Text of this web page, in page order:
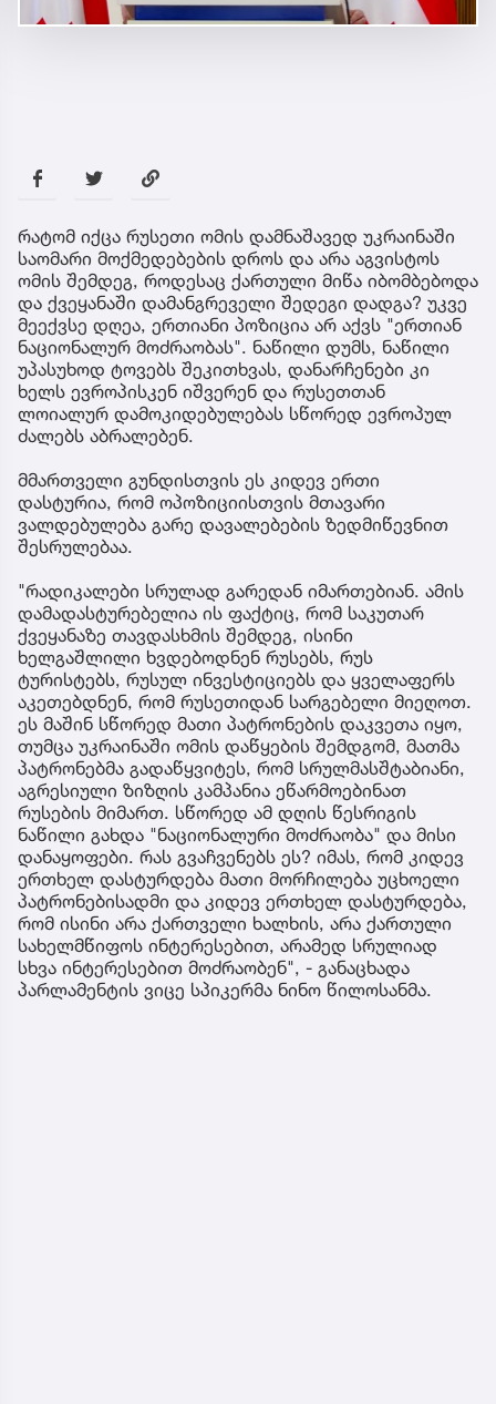
რატომ იქცა რუსეთი ომის დამნაშავედ უკრაინაში
საომარი მოქმედებების დროს და არა აგვისტოს
ომის შემდეგ, როდესაც ქართული მიწა იბომბებოდა
და ქვეყანაში დამანგრეველი შედეგი დადგა? უკვე
მეექვსე დღეა, ერთიანი პოზიცია არ აქვს "ერთიან
ნაციონალურ მოძრაობას". ნაწილი დუმს, ნაწილი
უპასუხოდ ტოვებს შეკითხვას, დანარჩენები კი
ხელს ევროპისკენ იშვერენ და რუსეთთან
ლოიალურ დამოკიდებულებას სწორედ ევროპულ
ძალებს აბრალებენ.
მმართველი გუნდისთვის ეს კიდევ ერთი
დასტურია, რომ ოპოზიციისთვის მთავარი
ვალდებულება გარე დავალებების ზედმიწევნით
შესრულებაა.
"რადიკალები სრულად გარედან იმართებიან. ამის
დამადასტურებელია ის ფაქტიც, რომ საკუთარ
ქვეყანაზე თავდასხმის შემდეგ, ისინი
ხელგაშლილი ხვდებოდნენ რუსებს, რუს
ტურისტებს, რუსულ ინვესტიციებს და ყველაფერს
აკეთებდნენ, რომ რუსეთიდან სარგებელი მიეღოთ.
ეს მაშინ სწორედ მათი პატრონების დაკვეთა იყო,
თუმცა უკრაინაში ომის დაწყების შემდგომ, მათმა
პატრონებმა გადაწყვიტეს, რომ სრულმასშტაბიანი,
აგრესიული ზიზღის კამპანია ეწარმოებინათ
რუსების მიმართ. სწორედ ამ დღის წესრიგის
ნაწილი გახდა "ნაციონალური მოძრაობა" და მისი
დანაყოფები. რას გვაჩვენებს ეს? იმას, რომ კიდევ
ერთხელ დასტურდება მათი მორჩილება უცხოელი
პატრონებისადმი და კიდევ ერთხელ დასტურდება,
რომ ისინი არა ქართველი ხალხის, არა ქართული
სახელმწიფოს ინტერესებით, არამედ სრულიად
სხვა ინტერესებით მოძრაობენ", - განაცხადა
პარლამენტის ვიცე სპიკერმა ნინო წილოსანმა.